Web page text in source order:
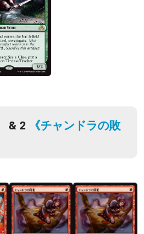
& 2
《チャンドラの敗